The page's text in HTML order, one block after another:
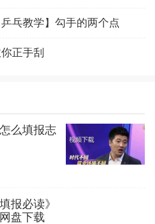
乓教学】勾手的两个点
正手刮
么填报志
报必读》
盘下载